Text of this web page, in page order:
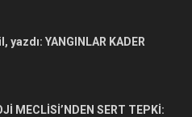
yazdı: YANGINLAR KADER
MECLİSİ’NDEN SERT TEPKİ: